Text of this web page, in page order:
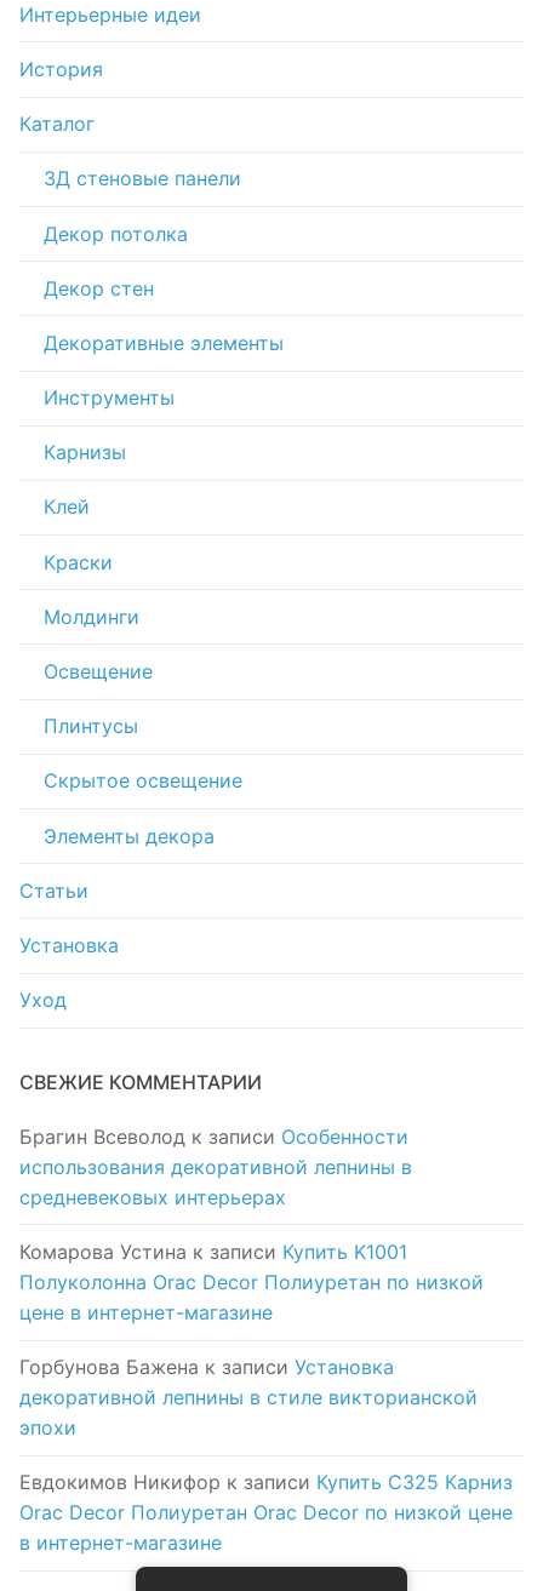
Интерьерные идеи
История
Каталог
3Д стеновые панели
Декор потолка
Декор стен
Декоративные элементы
Инструменты
Карнизы
Клей
Краски
Молдинги
Освещение
Плинтусы
Скрытое освещение
Элементы декора
Статьи
Установка
Уход
СВЕЖИЕ КОММЕНТАРИИ
Брагин Всеволод к записи Особенности
использования декоративной лепнины в
средневековых интерьерах
Комарова Устина к записи Купить K1001
Полуколонна Orac Decor Полиуретан по низкой
цене в интернет-магазине
Горбунова Бажена к записи Установка
декоративной лепнины в стиле викторианской
эпохи
Евдокимов Никифор к записи Купить C325 Карниз
Orac Decor Полиуретан Orac Decor по низкой цене
в интернет-магазине